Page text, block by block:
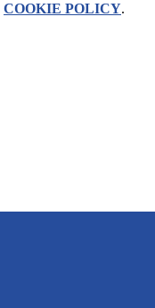
COOKIE POLICY.